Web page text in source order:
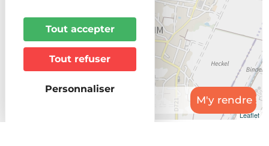
Leaflet
Tout accepter
Tout refuser
Personnaliser